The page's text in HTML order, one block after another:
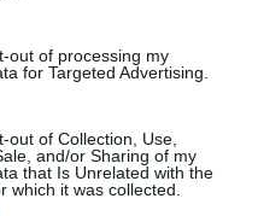
out of processing my
for Targeted Advertising.
out of Collection, Use,
and/or Sharing of my
that Is Unrelated with the
which it was collected.
Vilniaus Vakarinis
premjerei“: pasidalijo